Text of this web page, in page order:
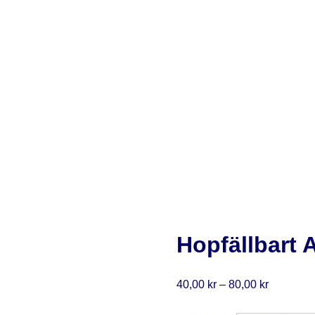
Hopfällbart
40,00 kr – 80,00 kr